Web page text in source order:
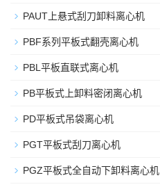
PAUT上悬式刮刀卸料离心机
PBF系列平板式翻壳离心机
PBL平板直联式离心机
PB平板式上卸料密闭离心机
PD平板式吊袋离心机
PGT平板式刮刀离心机
PGZ平板式全自动下卸料离心机